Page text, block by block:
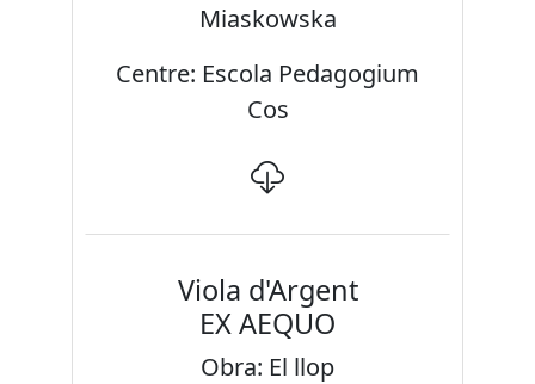
Miaskowska
Centre: Escola Pedagogium
Cos
Viola d'Argent
EX AEQUO
Obra: El llop